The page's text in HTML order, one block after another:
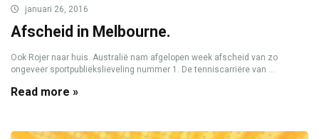
januari 26, 2016
Afscheid in Melbourne.
Ook Rojer naar huis. Australië nam afgelopen week afscheid van zo
ongeveer sportpubliekslieveling nummer 1. De tenniscarriëre van ...
Read more »